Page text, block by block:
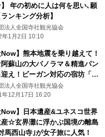
年の初めに人は何を思い､願
ンキング分析】
法人全国寺社観光協会
年1月2日 10:10
Now】熊本地震を乗り越えて！
蘇山の大パノラマ＆精進パン
え！ビーガン対応の宿坊「了
熊本県南阿蘇村）
法人全国寺社観光協会
年12月17日 16:20
Now】日本遺産&ユネスコ世界
☆玄界灘に浮かぶ国境の離島
馬西山寺｣が女子旅に人気！